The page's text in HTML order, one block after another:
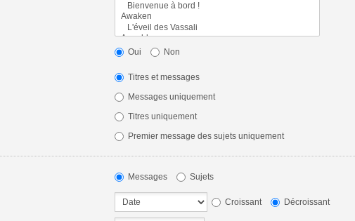
Oui Non
Titres et messages
Messages uniquement
Titres uniquement
Premier message des sujets uniquement
Messages Sujets
Croissant Décroissant